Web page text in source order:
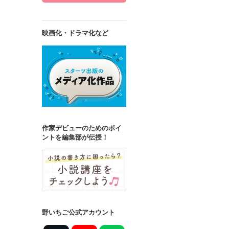
映画化・ドラマ化など
作家デビューのためのポイ
ントを編集部が伝授！
野いちご公式アカウント